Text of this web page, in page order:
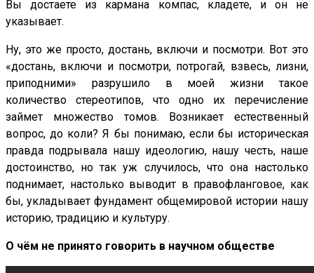
Вы достаете из кармана компас, кладете, и он не
указывает.
Ну, это же просто, достань, включи и посмотри. Вот это
«достань, включи и посмотри, потрогай, взвесь, лизни,
приподними» разрушило в моей жизни такое
количество стереотипов, что одно их перечисление
займет множество томов. Возникает естественный
вопрос, до коли? Я бы понимаю, если бы историческая
правда подрывала нашу идеологию, нашу честь, наше
достоинство, но так уж случилось, что она настолько
поднимает, настолько выводит в правофланговое, как
бы, укладывает фундамент общемировой истории нашу
историю, традицию и культуру.
О чём не принято говорить в научном обществе